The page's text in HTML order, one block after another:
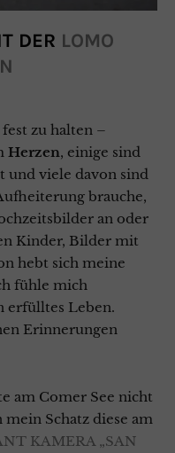
DER LOMO
fest zu halten –
Herzen, einige sind
und viele davon sind
brauche,
an oder
Kinder, Bilder mit
hebt sich meine
fühle mich
erfülltes Leben.
Erinnerungen
am Comer See nicht
mein Schatz diese am
KAMERA „SAN